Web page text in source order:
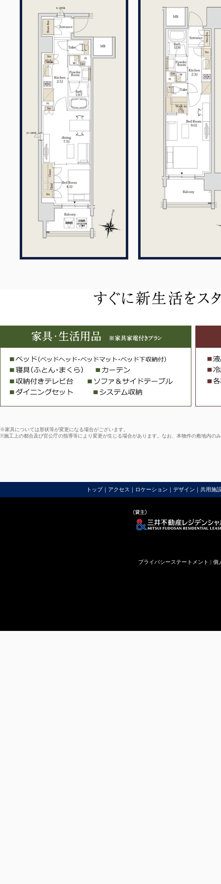
※家具については形状等が変更になる場合がございます。
※施工上の都合及び官公庁の指導等により変更が生じる場合があります。なお、本物件の敷地内の
トップ｜ アクセス ｜ ロケーション ｜デザイン ｜共用施
プライバシーステートメント | 個